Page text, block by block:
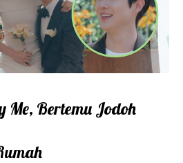
Me, Bertemu Jodoh